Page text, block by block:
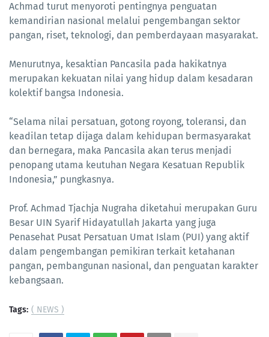
Achmad turut menyoroti pentingnya penguatan
kemandirian nasional melalui pengembangan sektor
pangan, riset, teknologi, dan pemberdayaan masyarakat.
Menurutnya, kesaktian Pancasila pada hakikatnya
merupakan kekuatan nilai yang hidup dalam kesadaran
kolektif bangsa Indonesia.
“Selama nilai persatuan, gotong royong, toleransi, dan
keadilan tetap dijaga dalam kehidupan bermasyarakat
dan bernegara, maka Pancasila akan terus menjadi
penopang utama keutuhan Negara Kesatuan Republik
Indonesia,” pungkasnya.
Prof. Achmad Tjachja Nugraha diketahui merupakan Guru
Besar UIN Syarif Hidayatullah Jakarta yang juga
Penasehat Pusat Persatuan Umat Islam (PUI) yang aktif
dalam pengembangan pemikiran terkait ketahanan
pangan, pembangunan nasional, dan penguatan karakter
kebangsaan.
Tags: ( NEWS )